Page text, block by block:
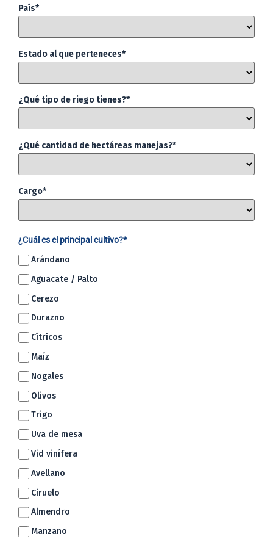
País*
Estado al que perteneces*
¿Qué tipo de riego tienes?*
¿Qué cantidad de hectáreas manejas?*
Cargo*
¿Cuál es el principal cultivo?*
Arándano
Aguacate / Palto
Cerezo
Durazno
Cítricos
Maíz
Nogales
Olivos
Trigo
Uva de mesa
Vid vinífera
Avellano
Ciruelo
Almendro
Manzano